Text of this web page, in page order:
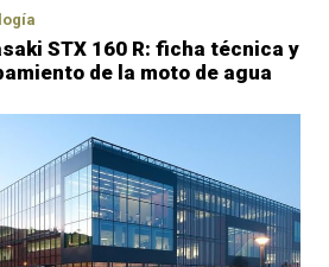
STX 160 R: ficha técnica y
de la moto de agua